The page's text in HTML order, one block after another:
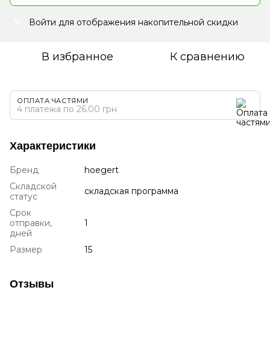
Войти для отображения накопительной скидки
В избранное К сравнению
ОПЛАТА ЧАСТЯМИ
4 платежа по 26.00 грн
Характеристики
Бренд
hoegert
Складской
статус
складская программа
Срок
отправки,
дней
1
Размер 15
Отзывы